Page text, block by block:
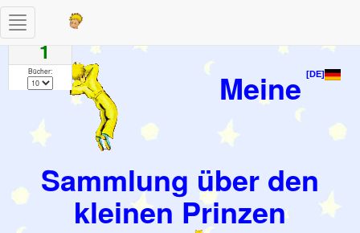
[DE]
Meine
Sammlung über den
kleinen Prinzen
Toggle
navigation
Seiten
1
Bücher: